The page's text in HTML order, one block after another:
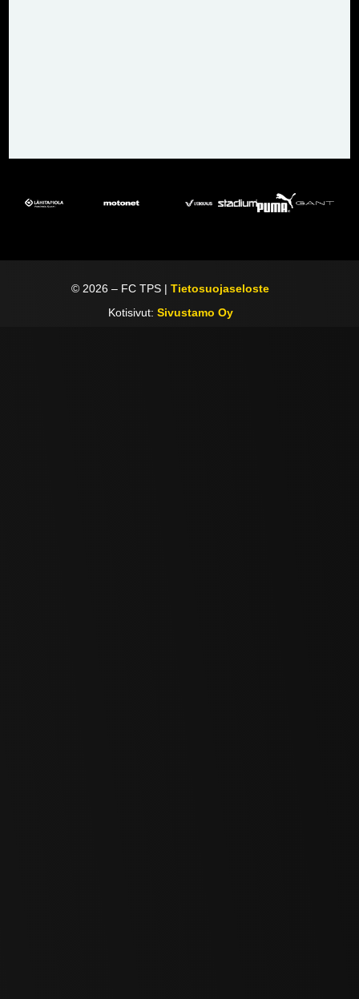
© 2026 – FC TPS |Tietosuojaseloste
Kotisivut: Sivustamo Oy